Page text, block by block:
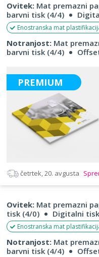
Ovitek: Mat premazni
barvni tisk (4/4)
Enostranska mat
Notranjost: Mat
barvni tisk (4/4)
PREMIUM
četrtek, 20. avgusta
Ovitek: Mat premazni
tisk (4/0)
Digitalni tisk
Enostranska mat
Notranjost: Mat
barvni tisk (4/4)